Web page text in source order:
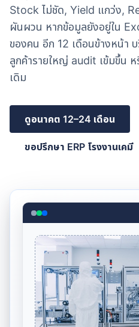
Stock ไม่ชัด, Yield แกว่ง,
ผันผวน หากข้อมูลยังอยู่ใน
ของคน อีก 12 เดือนข้างหน้า
ลูกค้ารายใหญ่ audit เข้มขึ้น ห
เดิม
ดูอนาคต 12–24 เดือน
ขอปรึกษา ERP โรงงานเคมี